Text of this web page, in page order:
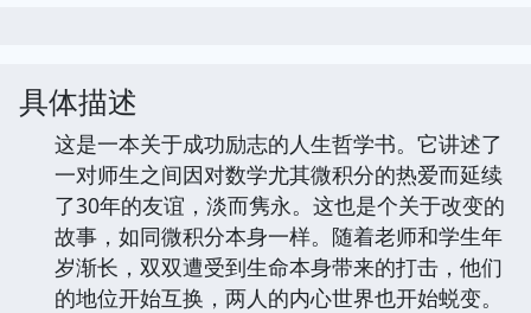
具体描述
这是一本关于成功励志的人生哲学书。它讲述了
一对师生之间因对数学尤其微积分的热爱而延续
了30年的友谊，淡而隽永。这也是个关于改变的
故事，如同微积分本身一样。随着老师和学生年
岁渐长，双双遭受到生命本身带来的打击，他们
的地位开始互换，两人的内心世界也开始蜕变。